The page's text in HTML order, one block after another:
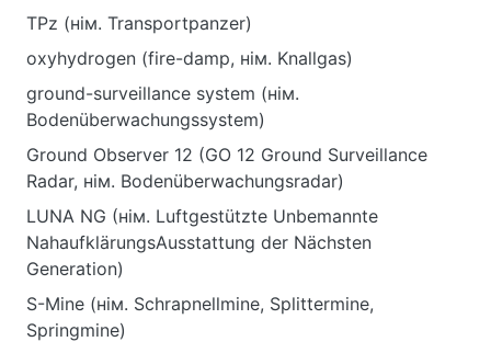
TPz (нім. Transportpanzer)
oxyhydrogen (fire-damp, нім. Knallgas)
ground-surveillance system (нім.
Bodenüberwachungssystem)
Ground Observer 12 (GO 12 Ground Surveillance
Radar, нім. Bodenüberwachungsradar)
LUNA NG (нім. Luftgestützte Unbemannte
NahaufklärungsAusstattung der Nächsten
Generation)
S-Mine (нім. Schrapnellmine, Splittermine,
Springmine)